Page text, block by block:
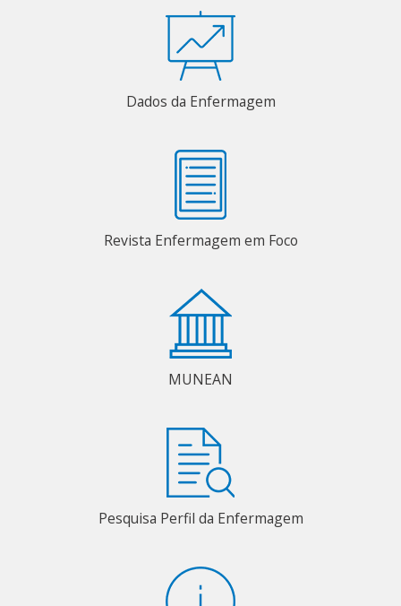
Dados da Enfermagem
Revista Enfermagem em Foco
MUNEAN
Pesquisa Perfil da Enfermagem